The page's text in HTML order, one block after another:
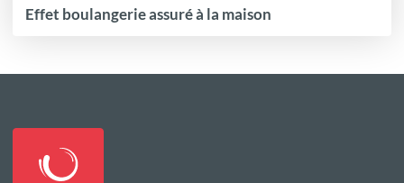
Effet boulangerie assuré à la maison